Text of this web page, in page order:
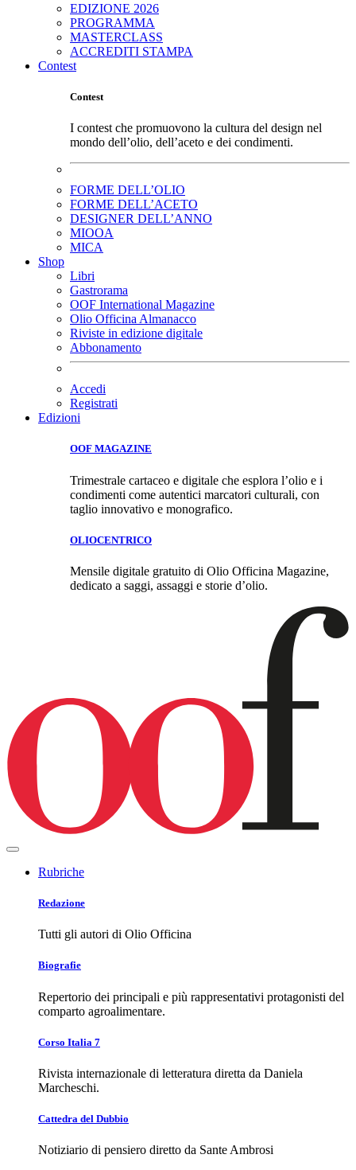
EDIZIONE 2026
PROGRAMMA
MASTERCLASS
ACCREDITI STAMPA
Contest
Contest
I contest che promuovono la cultura del design nel
mondo dell’olio, dell’aceto e dei condimenti.
FORME DELL’OLIO
FORME DELL’ACETO
DESIGNER DELL’ANNO
MIOOA
MICA
Shop
Libri
Gastrorama
OOF International Magazine
Olio Officina Almanacco
Riviste in edizione digitale
Abbonamento
Accedi
Registrati
Edizioni
OOF MAGAZINE
Trimestrale cartaceo e digitale che esplora l’olio e i
condimenti come autentici marcatori culturali, con
taglio innovativo e monografico.
OLIOCENTRICO
Mensile digitale gratuito di Olio Officina Magazine,
dedicato a saggi, assaggi e storie d’olio.
Rubriche
Redazione
Tutti gli autori di Olio Officina
Biografie
Repertorio dei principali e più rappresentativi protagonisti del
comparto agroalimentare.
Corso Italia 7
Rivista internazionale di letteratura diretta da Daniela
Marcheschi.
Cattedra del Dubbio
Notiziario di pensiero diretto da Sante Ambrosi